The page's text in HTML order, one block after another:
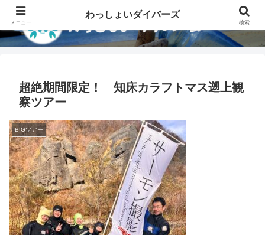
超絶期間限定！ 知床カラフトマス遡上観
察ツアー
BIGツアー
メニュー
わっしょいダイバーズ
検索